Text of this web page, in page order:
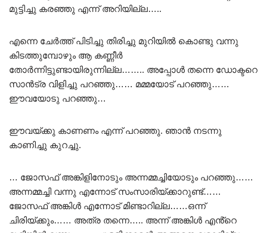
മുട്ടിച്ചു കരഞ്ഞു എന്ന് അറിയില്ല…..
എന്നെ ചേർത്ത് പിടിച്ചു തിരിച്ചു മുറിയിൽ കൊണ്ടു വന്നു
കിടത്തുമ്പോഴും ആ കണ്ണീർ
തോർന്നിട്ടുണ്ടായിരുന്നില്ല…….. അപ്പോൾ തന്നെ ഡോക്ടറെ
സാൻട്ര വിളിച്ചു പറഞ്ഞു…… മമ്മയോട് പറഞ്ഞു……
ഈവയോടു പറഞ്ഞു…
ഈവയ്ക്കു കാണണം എന്ന് പറഞ്ഞു. ഞാൻ നടന്നു
കാണിച്ചു കുറച്ചു.
… ജോസഫ് അങ്കിളിനോടും അന്നമ്മച്ചിയോടും പറഞ്ഞു……
അന്നമ്മച്ചി വന്നു എന്നോട് സംസാരിയ്ക്കാറുണ്ട്……
ജോസഫ് അങ്കിൾ എന്നോട് മിണ്ടാറില്ല……ഒന്ന്
ചിരിയ്ക്കും…… അത്ര തന്നെ….. അന്ന് അങ്കിൾ എൻ്റെ